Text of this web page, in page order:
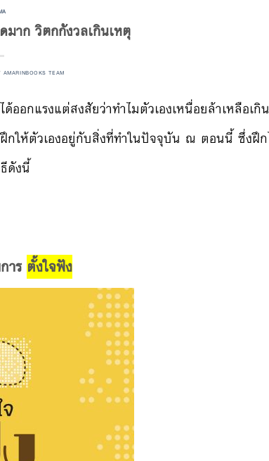
าก วิตกกังวลเกินเหตุ
AMARINBOOKS TEAM
ออกแรงแต่สงสัยว่าทำไมตัวเองเหนื่อยลาเหลือเกิ
กให้ตัวเองอยู่กับสิ่งที่ทำในปัจจุบัน ณ ตอนนี้ ซึ่งฝึ
ดังนี้
าร ตั้งใจฟัง